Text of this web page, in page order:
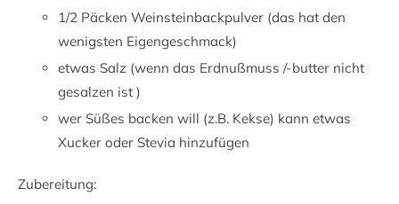
1/2 Päcken Weinsteinbackpulver (das hat den
wenigsten Eigengeschmack)
etwas Salz (wenn das Erdnußmuss /-butter nicht
gesalzen ist )
wer Süßes backen will (z.B. Kekse) kann etwas
Xucker oder Stevia hinzufügen
Zubereitung: